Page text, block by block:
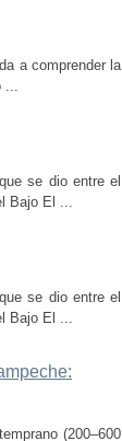
a comprender la
...
se dio entre el
Bajo El ...
se dio entre el
Bajo El ...
(200–600